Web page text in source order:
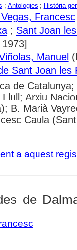
; Antologies ; Història
Francesc
; Sant Joan
Manuel
Sant Joan les
de
Llull; Arxiu
B. Marià
Caula
a aquest
de